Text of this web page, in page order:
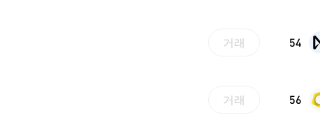
거래 54
거래 56